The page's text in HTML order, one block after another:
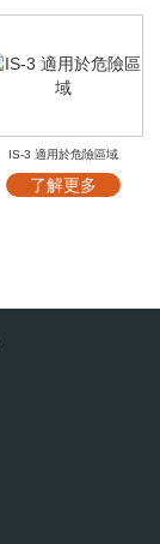
IS-3 適用於危險區域
了解更多